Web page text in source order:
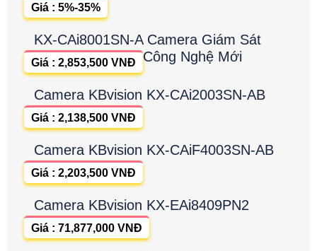
Giá : 5%-35%
KX-CAi8001SN-A Camera Giám Sát
Công Nghệ Mới
Giá : 2,853,500 VNĐ
Camera KBvision KX-CAi2003SN-AB
Giá : 2,138,500 VNĐ
Camera KBvision KX-CAiF4003SN-AB
Giá : 2,203,500 VNĐ
Camera KBvision KX-EAi8409PN2
Giá : 71,877,000 VNĐ